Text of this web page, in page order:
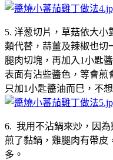
5. 洋葱切片，草菇依大
類代替，蒜薑及辣椒也切
腿肉切塊，再加入1小匙
表面有沾些醬色，等會煎
只加1小匙醬油而巳，不
6. 我用不沾鍋來炒，因
煎了黏鍋，雞腿肉有帶皮
多。